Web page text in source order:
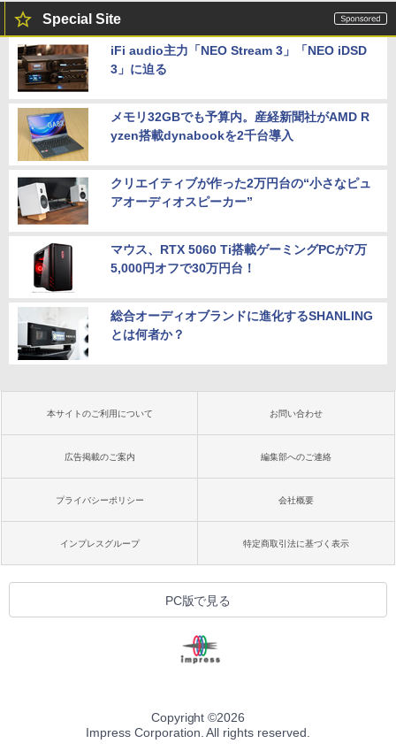
Special Site
iFi audio主力「NEO Stream 3」「NEO iDSD
3」に迫る
メモリ32GBでも予算内。産経新聞社がAMD R
yzen搭載dynabookを2千台導入
クリエイティブが作った2万円台の“小さなピュ
アオーディオスピーカー”
マウス、RTX 5060 Ti搭載ゲーミングPCが7万
5,000円オフで30万円台！
総合オーディオブランドに進化するSHANLING
とは何者か？
本サイトのご利用について お問い合わせ
広告掲載のご案内 編集部へのご連絡
プライバシーポリシー 会社概要
インプレスグループ 特定商取引法に基づく表示
PC版で見る
Copyright ©2026
Impress Corporation. All rights reserved.